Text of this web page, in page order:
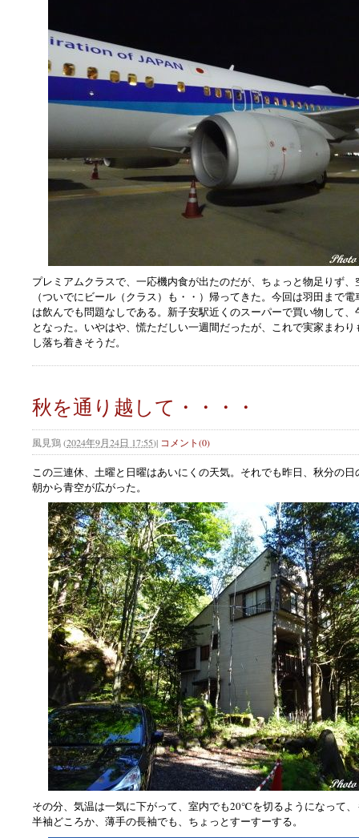
プレミアムクラスで、一応機内食が出たのだが、ちょっと物足りず
（ついでにビール（クラス）も・・）帰ってきた。今回は羽田まで
は飲んでも問題なしである。新子安駅近くのスーパーで買い物して
となった。いやはや、慌ただしい一週間だったが、これで実家まわ
し落ち着きそうだ。
秋を通り越して・・・・
風見鶏(2024年9月24日 17:55)| コメント(0)
この三連休、土曜と日曜はあいにくの天気。それでも昨日、秋分の
朝から青空が広がった。
その分、気温は一気に下がって、室内でも20℃を切るようになって
半袖どころか、薄手の長袖でも、ちょっとすーすーする。